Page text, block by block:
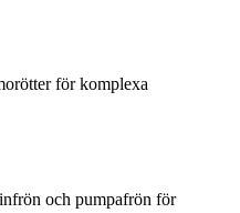
för komplexa
och pumpafrön för